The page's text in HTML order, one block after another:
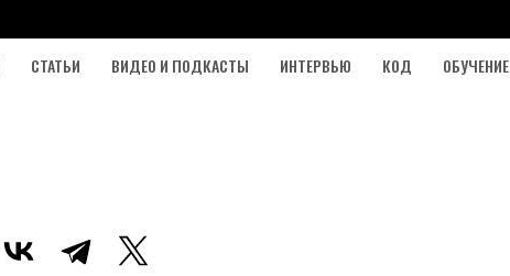
СТАТЬИ ВИДЕО И ПОДКАСТЫ ИНТЕРВЬЮ КОД ОБУЧЕНИЕ